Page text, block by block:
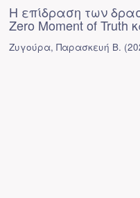
Η επίδραση των
Zero Moment of Truth
Ζυγούρα, Παρασκευή Β. (